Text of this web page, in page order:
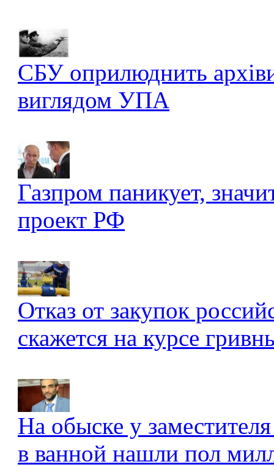
СБУ оприлюднить
виглядом УПА
Газпром паникует,
проект РФ
Отказ от закупок
скажется на курсе
На обыске у
в ванной нашли пол